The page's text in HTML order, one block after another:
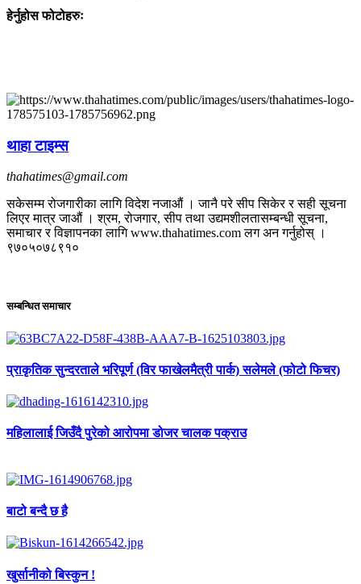
हेर्नुहोस फोटोहरुः
थाहा टाइम्स
thahatimes@gmail.com
सकेसम्म रोजगारीका लागि विदेश नजाऔं । जानै परे सीप सिकेर र सही सूचना
लिएर मात्र जाऔं । श्रम, रोजगार, सीप तथा उद्यमशीलतासम्बन्धी सूचना,
समाचार र विज्ञापनका लागि www.thahatimes.com लग अन गर्नुहोस् ।
९७०५०७८९१०
सम्बन्धित समाचार
प्राकृतिक सुन्दरताले भरिपूर्ण (विर फाखेलमैत्री पार्क) सलेमले (फोटो फिचर)
महिलालाई जिउँदै पुरेको आरोपमा डोजर चालक पक्राउ
बाटो बन्दै छ है
खुर्सानीको बिस्कुन !